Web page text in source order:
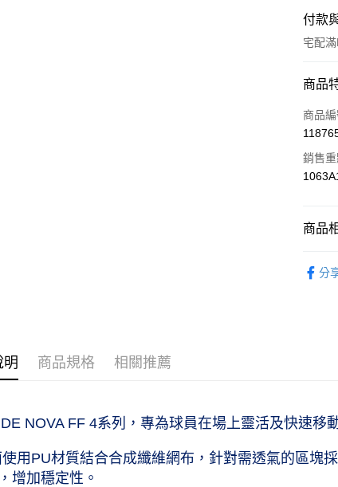
付款
宅配
付款
信用卡
運送
商品
商品
銷售
商品
分
明 商品規格 相關推薦
NOVA FF 4系列，專為球員在場上靈活及快速移
使用PU材質結合合成纖維網布，針對需透氣的區塊
增加穩定性。